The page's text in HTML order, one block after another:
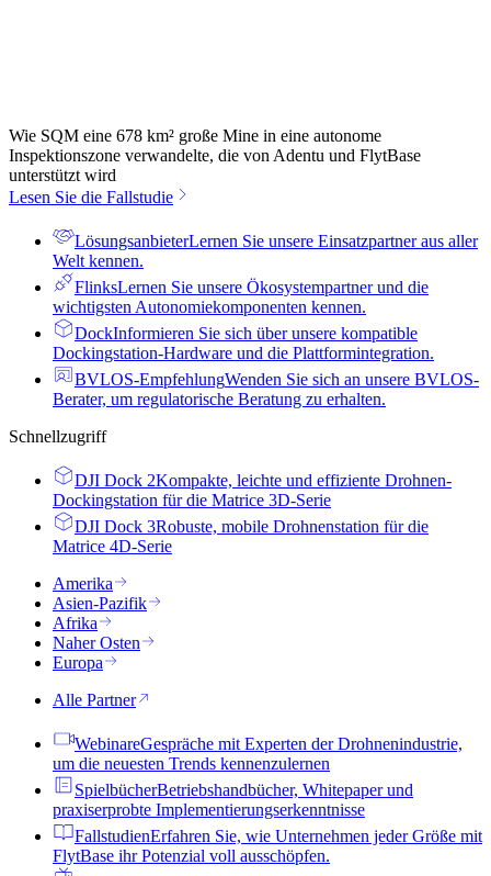
Wie SQM eine 678 km² große Mine in eine autonome
Inspektionszone verwandelte, die von Adentu und FlytBase
unterstützt wird
Lesen Sie die Fallstudie
LösungsanbieterLernen Sie unsere Einsatzpartner aus aller
Welt kennen.
FlinksLernen Sie unsere Ökosystempartner und die
wichtigsten Autonomiekomponenten kennen.
DockInformieren Sie sich über unsere kompatible
Dockingstation-Hardware und die Plattformintegration.
BVLOS-EmpfehlungWenden Sie sich an unsere BVLOS-
Berater, um regulatorische Beratung zu erhalten.
Schnellzugriff
DJI Dock 2Kompakte, leichte und effiziente Drohnen-
Dockingstation für die Matrice 3D-Serie
DJI Dock 3Robuste, mobile Drohnenstation für die
Matrice 4D-Serie
Amerika
Asien-Pazifik
Afrika
Naher Osten
Europa
Alle Partner
WebinareGespräche mit Experten der Drohnenindustrie,
um die neuesten Trends kennenzulernen
SpielbücherBetriebshandbücher, Whitepaper und
praxiserprobte Implementierungserkenntnisse
FallstudienErfahren Sie, wie Unternehmen jeder Größe mit
FlytBase ihr Potenzial voll ausschöpfen.